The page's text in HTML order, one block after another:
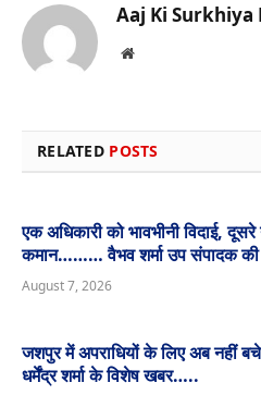
Aaj Ki Surkhiya
Website
RELATED POSTS
एक अधिकारी को भावभीनी विदाई,
कमान……… वैभव शर्मा उप संपादक की
August 7, 2026
जशपुर में अपराधियों के लिए अब नहीं
धर्मेंद्र शर्मा के विशेष खबर…..